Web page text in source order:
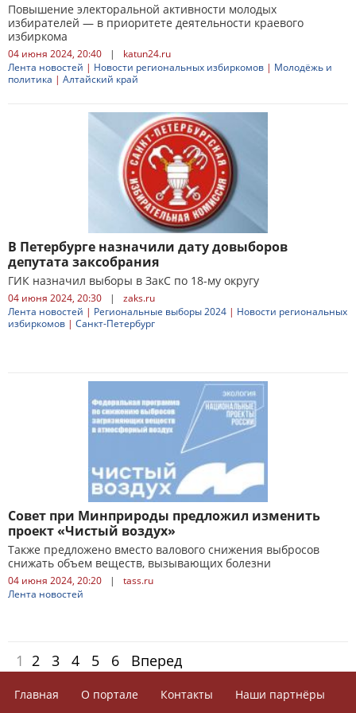
Повышение электоральной активности молодых
избирателей — в приоритете деятельности краевого
избиркома
04 июня 2024, 20:40 |
katun24.ru
Лента новостей | Новости региональных избиркомов | Молодёжь и
политика | Алтайский край
В Петербурге назначили дату довыборов
депутата заксобрания
ГИК назначил выборы в ЗакС по 18-му округу
04 июня 2024, 20:30 |
zaks.ru
Лента новостей | Региональные выборы 2024 | Новости региональных
избиркомов | Санкт-Петербург
Cовет при Минприроды предложил изменить
проект «Чистый воздух»
Также предложено вместо валового снижения выбросов
снижать объем веществ, вызывающих болезни
04 июня 2024, 20:20 |
tass.ru
Лента новостей
1 2 3 4 5 6 Вперед
Главная О портале Контакты
Наши партнёры